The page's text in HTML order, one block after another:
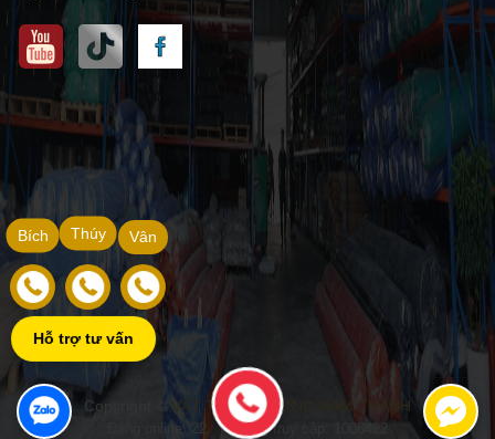
Copyright ©VẬT TƯ XÂY DỰNG NAM THÀNH
Đang online: 22 | Tổng truy cập: 1006422
Vân
Thúy
Bích
Hỗ trợ tư vấn